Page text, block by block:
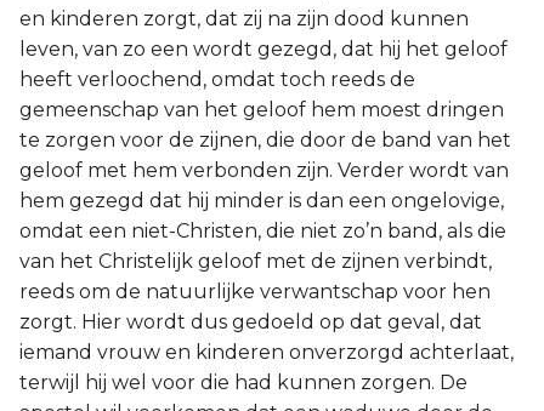
en kinderen zorgt, dat zij na zijn dood kunnen
leven, van zo een wordt gezegd, dat hij het geloof
heeft verloochend, omdat toch reeds de
gemeenschap van het geloof hem moest dringen
te zorgen voor de zijnen, die door de band van het
geloof met hem verbonden zijn. Verder wordt van
hem gezegd dat hij minder is dan een ongelovige,
omdat een niet-Christen, die niet zo’n band, als die
van het Christelijk geloof met de zijnen verbindt,
reeds om de natuurlijke verwantschap voor hen
zorgt. Hier wordt dus gedoeld op dat geval, dat
iemand vrouw en kinderen onverzorgd achterlaat,
terwijl hij wel voor die had kunnen zorgen. De